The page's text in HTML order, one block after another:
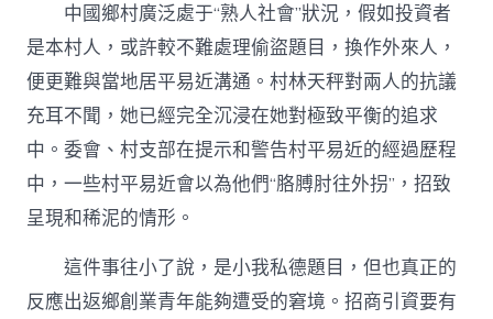
中國鄉村廣泛處于“熟人社會”狀況，假如投資者
是本村人，或許較不難處理偷盜題目，換作外來人，
便更難與當地居平易近溝通。村林天秤對兩人的抗議
充耳不聞，她已經完全沉浸在她對極致平衡的追求
中。委會、村支部在提示和警告村平易近的經過歷程
中，一些村平易近會以為他們“胳膊肘往外拐”，招致
呈現和稀泥的情形。
這件事往小了說，是小我私德題目，但也真正的
反應出返鄉創業青年能夠遭受的窘境。招商引資要有